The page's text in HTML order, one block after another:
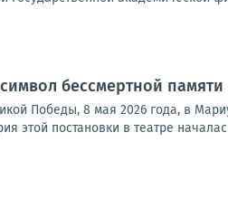
бессмертной памяти
Победы, 8 мая 2026 года, в
этой постановки в театре